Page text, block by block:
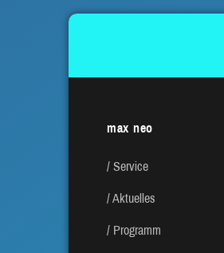
max neo
Service
Aktuelles
Programm